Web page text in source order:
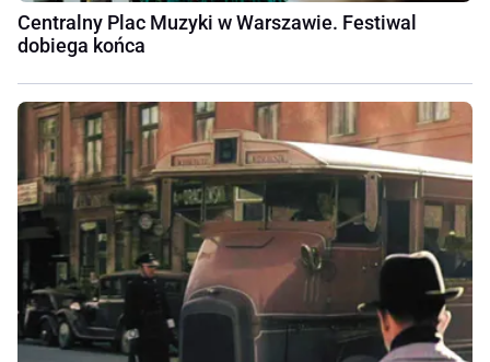
Centralny Plac Muzyki w Warszawie. Festiwal
dobiega końca